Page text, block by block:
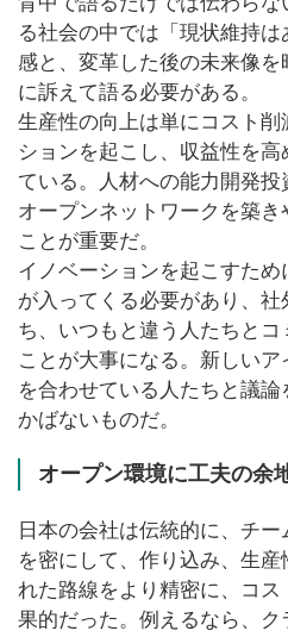
る社会の中では「現状維持
感と、変革した後の未来像
に訴えて語る必要がある。
生産性の向上は単にコスト
ションを起こし、収益性を
ている。人材への能力開発
オープンネットワークを築き
ことが重要だ。
イノベーションを起こすた
が入ってくる必要があり、
ち、いつもと違う人たちと
ことが大事になる。新しい
を合わせている人たちと議
かばないものだ。
オープン環境に工夫の余
日本の会社は伝統的に、チ
を密にして、作り込み、生
れた路線をより精密に、コ
果的だった。例えるなら、ク